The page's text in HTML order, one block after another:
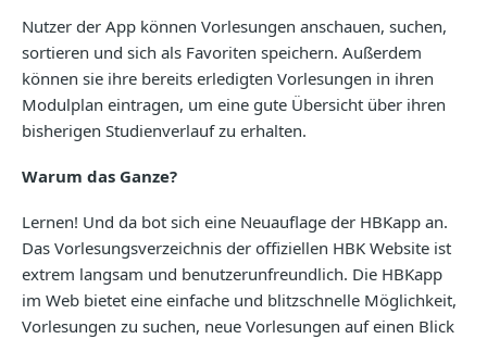
Nutzer der App können Vorlesungen anschauen, suchen,
sortieren und sich als Favoriten speichern. Außerdem
können sie ihre bereits erledigten Vorlesungen in ihren
Modulplan eintragen, um eine gute Übersicht über ihren
bisherigen Studienverlauf zu erhalten.
Warum das Ganze?
Lernen! Und da bot sich eine Neuauflage der HBKapp an.
Das Vorlesungsverzeichnis der offiziellen HBK Website ist
extrem langsam und benutzerunfreundlich. Die HBKapp
im Web bietet eine einfache und blitzschnelle Möglichkeit,
Vorlesungen zu suchen, neue Vorlesungen auf einen Blick